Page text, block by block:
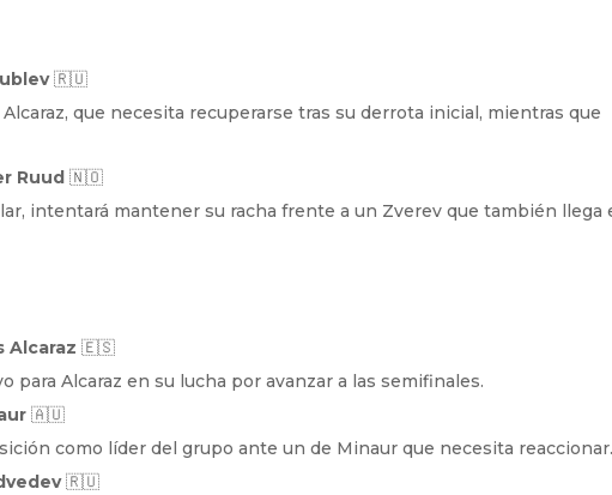
🇷🇺
que necesita recuperarse tras su derrota inicial, mientras que
Ruud 🇳🇴
intentará mantener su racha frente a un Zverev que también llega
Alcaraz 🇪🇸
para Alcaraz en su lucha por avanzar a las semifinales.
🇦🇺
como líder del grupo ante un de Minaur que necesita
🇷🇺